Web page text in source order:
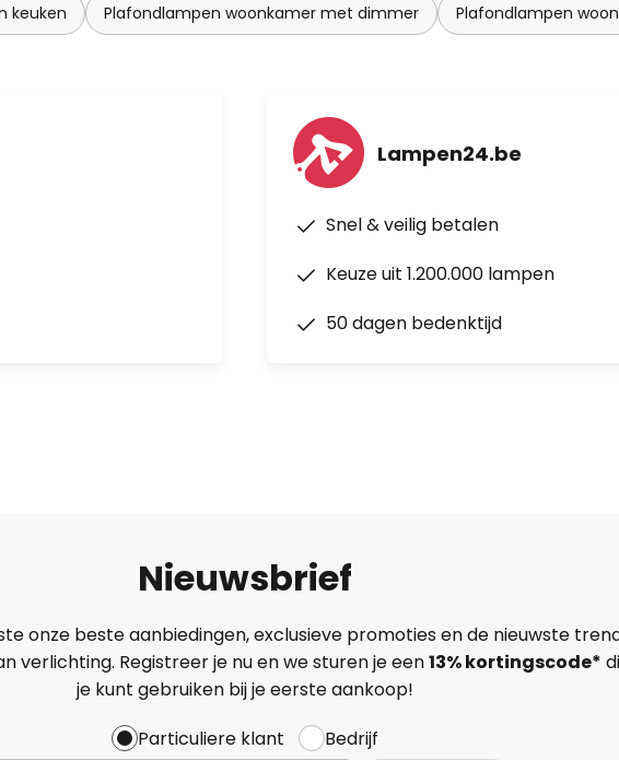
keuken Plafondlampen woonkamer met dimmer Plafondlampen
Lampen24.be
Snel & veilig betalen
Keuze uit 1.200.000 lampen
50 dagen bedenktijd
Nieuwsbrief
onze beste aanbiedingen, exclusieve promoties en de nieuwste
verlichting. Registreer je nu en we sturen je een13%kortingscode*
je kunt gebruiken bij je eerste aankoop!
Particuliere klant
Bedrijf